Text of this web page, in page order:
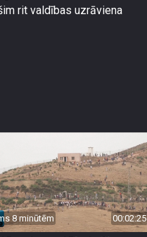
rit valdības uzrāviena
8 minūtēm 00:02:25